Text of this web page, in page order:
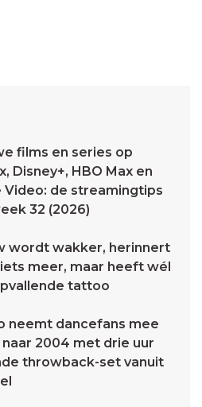
films en series op
Disney+, HBO Max en
Video: de streamingtips
32 (2026)
wordt wakker, herinnert
meer, maar heeft wél
tattoo
neemt dancefans mee
2004 met drie uur
throwback-set vanuit